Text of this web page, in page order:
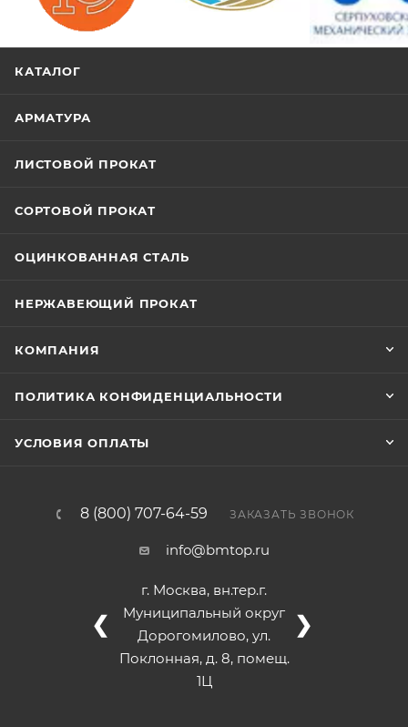
КАТАЛОГ
АРМАТУРА
ЛИСТОВОЙ ПРОКАТ
СОРТОВОЙ ПРОКАТ
ОЦИНКОВАННАЯ СТАЛЬ
НЕРЖАВЕЮЩИЙ ПРОКАТ
КОМПАНИЯ
ПОЛИТИКА КОНФИДЕНЦИАЛЬНОСТИ
УСЛОВИЯ ОПЛАТЫ
8 (800) 707-64-59 ЗАКАЗАТЬ ЗВОНОК
info@bmtop.ru
г. Москва, вн.тер.г.
Муниципальный округ
Дорогомилово, ул.
Поклонная, д. 8, помещ.
1Ц
❮ ❯